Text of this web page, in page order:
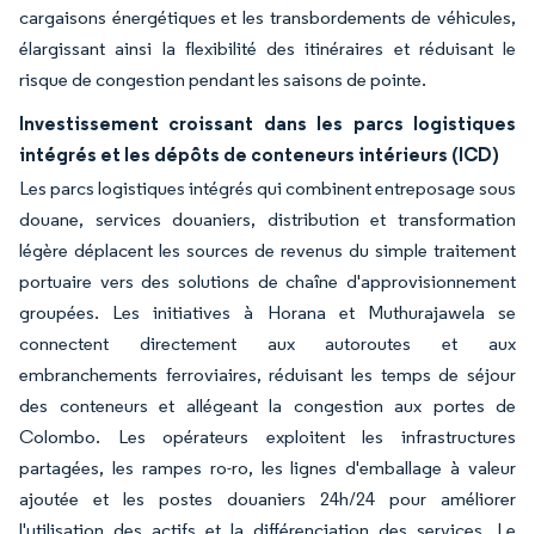
cargaisons énergétiques et les transbordements de véhicules,
élargissant ainsi la flexibilité des itinéraires et réduisant le
risque de congestion pendant les saisons de pointe.
Investissement croissant dans les parcs logistiques
intégrés et les dépôts de conteneurs intérieurs (ICD)
Les parcs logistiques intégrés qui combinent entreposage sous
douane, services douaniers, distribution et transformation
légère déplacent les sources de revenus du simple traitement
portuaire vers des solutions de chaîne d'approvisionnement
groupées. Les initiatives à Horana et Muthurajawela se
connectent directement aux autoroutes et aux
embranchements ferroviaires, réduisant les temps de séjour
des conteneurs et allégeant la congestion aux portes de
Colombo. Les opérateurs exploitent les infrastructures
partagées, les rampes ro-ro, les lignes d'emballage à valeur
ajoutée et les postes douaniers 24h/24 pour améliorer